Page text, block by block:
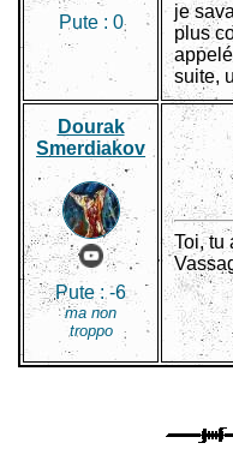
Pute : 0
je
plus
suite,
Dourak
Smerdiakov
Pute :-6
ma non
troppo
Toi, tu